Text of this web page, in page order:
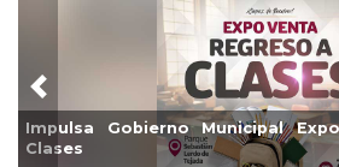
Municipal Expo Venta Regreso a
Previous